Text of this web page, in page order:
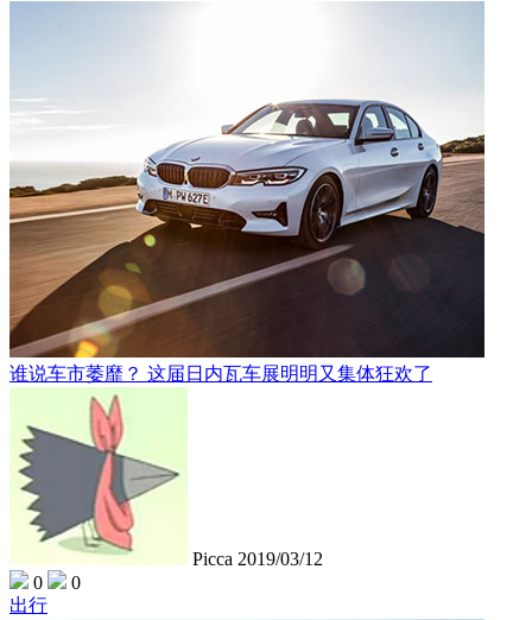
谁说车市萎靡？ 这届日内瓦车展明明又集体狂欢了
Picca 2019/03/12
0
0
出行